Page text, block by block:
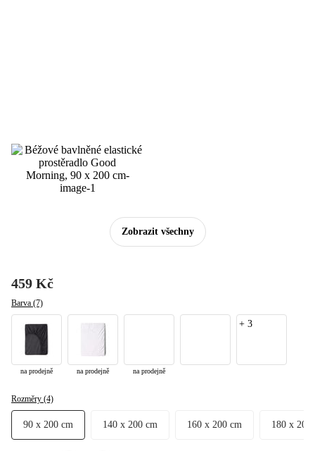
Zobrazit všechny
459 Kč
Barva (7)
na prodejně na prodejně na prodejně
+ 3
Rozměry (4)
90 x 200 cm 140 x 200 cm 160 x 200 cm 180 x 200